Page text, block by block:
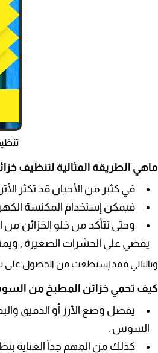
ماهي الطريقة المثالية لتنظيف
في كثير من الأحيان قد تكثر
فيمكن إستخدام المكنسة
وحتى تتأكد من خلو الخزائن من
يقضي على الحشرات الصغيرة ,
وبالتالي فقد إستطعت من الحصول على
كيف تحمي خزائن المطبخ من
يفضل وضع الأرز أو الدقيق
السوس .
كذلك من المهم جداَ العناية